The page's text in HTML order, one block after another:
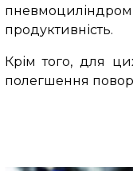
продуктивність.
Крім того, для
полегшення